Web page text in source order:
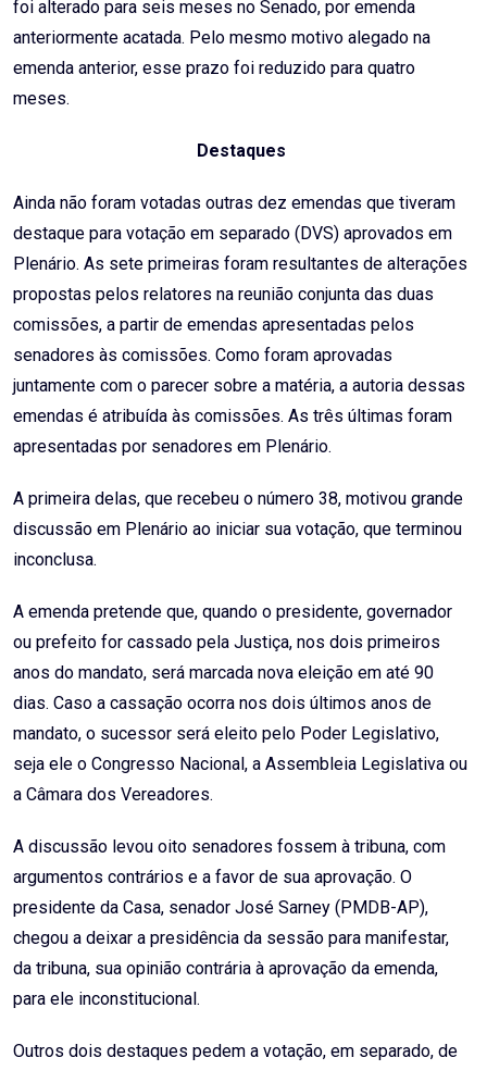
foi alterado para seis meses no Senado, por emenda
anteriormente acatada. Pelo mesmo motivo alegado na
emenda anterior, esse prazo foi reduzido para quatro
meses.
Destaques
Ainda não foram votadas outras dez emendas que tiveram
destaque para votação em separado (DVS) aprovados em
Plenário. As sete primeiras foram resultantes de alterações
propostas pelos relatores na reunião conjunta das duas
comissões, a partir de emendas apresentadas pelos
senadores às comissões. Como foram aprovadas
juntamente com o parecer sobre a matéria, a autoria dessas
emendas é atribuída às comissões. As três últimas foram
apresentadas por senadores em Plenário.
A primeira delas, que recebeu o número 38, motivou grande
discussão em Plenário ao iniciar sua votação, que terminou
inconclusa.
A emenda pretende que, quando o presidente, governador
ou prefeito for cassado pela Justiça, nos dois primeiros
anos do mandato, será marcada nova eleição em até 90
dias. Caso a cassação ocorra nos dois últimos anos de
mandato, o sucessor será eleito pelo Poder Legislativo,
seja ele o Congresso Nacional, a Assembleia Legislativa ou
a Câmara dos Vereadores.
A discussão levou oito senadores fossem à tribuna, com
argumentos contrários e a favor de sua aprovação. O
presidente da Casa, senador José Sarney (PMDB-AP),
chegou a deixar a presidência da sessão para manifestar,
da tribuna, sua opinião contrária à aprovação da emenda,
para ele inconstitucional.
Outros dois destaques pedem a votação, em separado, de